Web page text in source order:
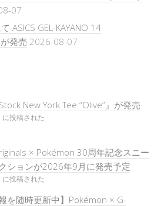
07
ASICS GEL-KAYANO 14
発売 2026-08-07
New York Tee “Olive”』が発売
投稿された
× Pokémon 30周年記念スニー
ションが2026年9月に発売予定
投稿された
を随時更新中】Pokémon × G-